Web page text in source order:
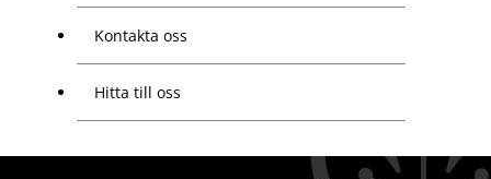
Kontakta oss
Hitta till oss